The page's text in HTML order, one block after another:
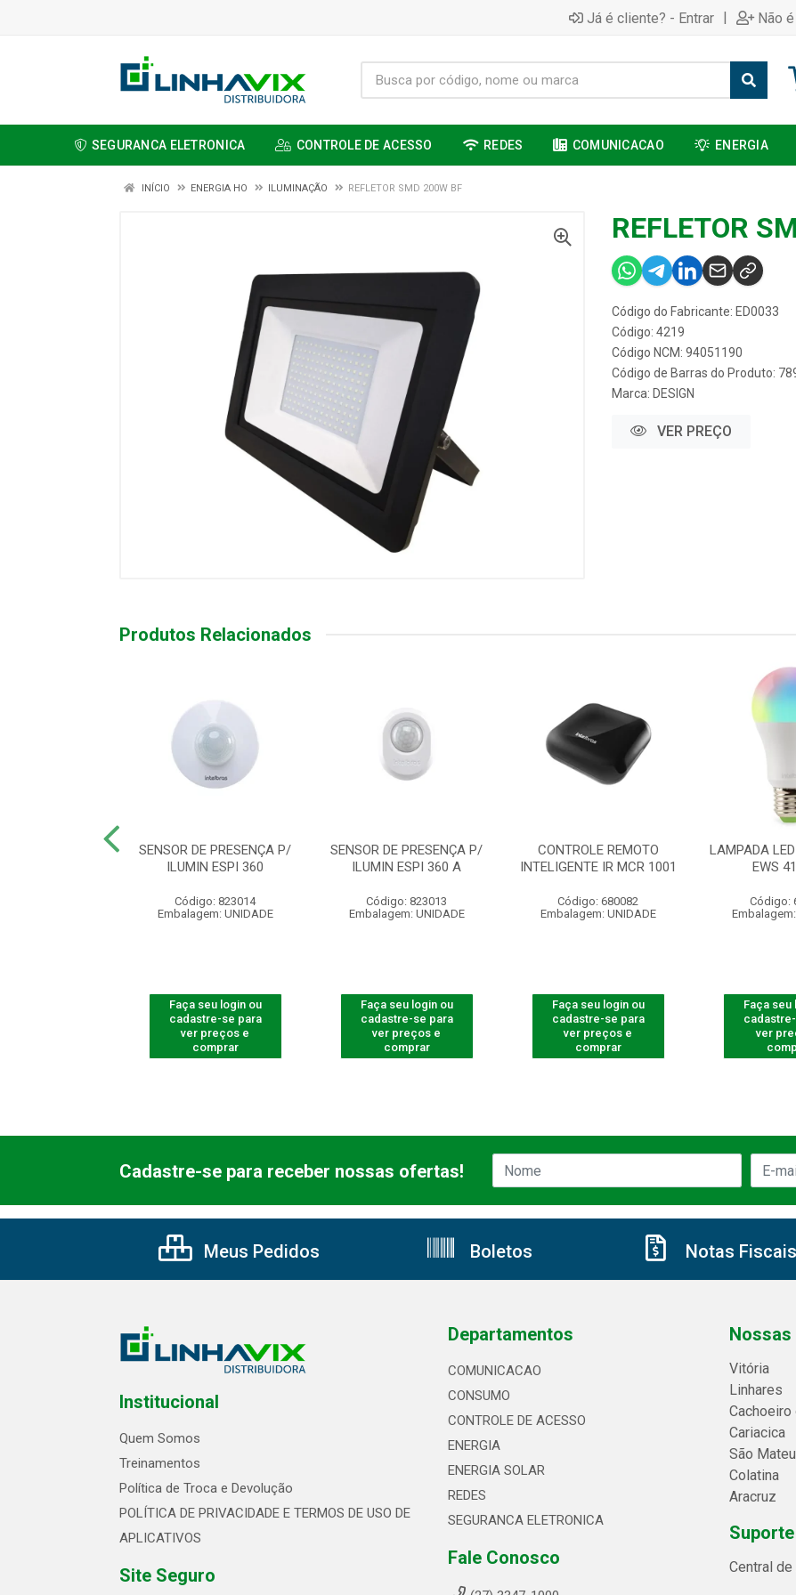
Já é cliente? - Entrar | Não
SEGURANCA ELETRONICA CONTROLE DE ACESSO REDES COMUNICACAO ENERGIA
INÍCIO ENERGIA HO ILUMINAÇÃO REFLETOR SMD 200W BF
REFLETOR
Código do Fabricante: ED0033
Código: 4219
Código NCM: 94051190
Código de Barras do Produto:
Marca: DESIGN
VER PREÇO
Produtos Relacionados
SENSOR DE PRESENÇA P/
ILUMIN ESPI 360
Código: 823014
Embalagem: UNIDADE
Faça seu login ou
cadastre-se para
ver preços e
comprar
SENSOR DE PRESENÇA P/
ILUMIN ESPI 360 A
Código: 823013
Embalagem: UNIDADE
Faça seu login ou
cadastre-se para
ver preços e
comprar
CONTROLE REMOTO
INTELIGENTE IR MCR 1001
Código: 680082
Embalagem: UNIDADE
Faça seu login ou
cadastre-se para
ver preços e
comprar
LAMPADA
EWS
Código:
Faça seu
ver
Cadastre-se para receber nossas ofertas!
Meus Pedidos Boletos Notas Fiscais
Institucional
Quem Somos
Treinamentos
Política de Troca e Devolução
POLÍTICA DE PRIVACIDADE E TERMOS DE USO DE
APLICATIVOS
Site Seguro
Departamentos
COMUNICACAO
CONSUMO
CONTROLE DE ACESSO
ENERGIA
ENERGIA SOLAR
REDES
SEGURANCA ELETRONICA
Fale Conosco
Nossas
Vitória
Linhares
Cariacica
São
Colatina
Aracruz
Central